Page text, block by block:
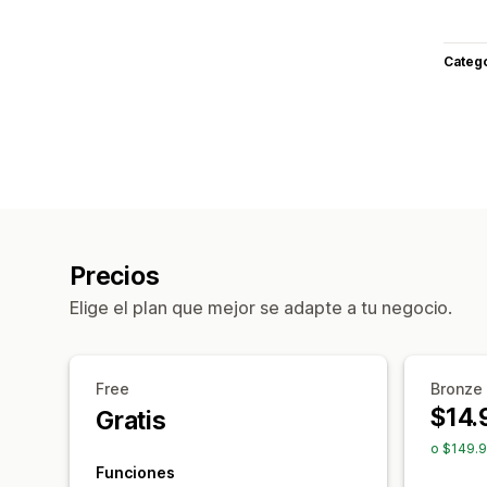
Precios
Elige el plan que mejor se adapte a tu negocio.
Free
Gratis
Funciones
Bronze
o